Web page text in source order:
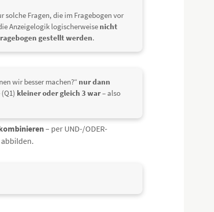
solche Fragen, die im Fragebogen vor
Anzeigelogik logischerweise nicht
gestellt werden.
wir besser machen?“ nur dann
kleiner oder gleich 3 war– also
– per UND-/ODER-